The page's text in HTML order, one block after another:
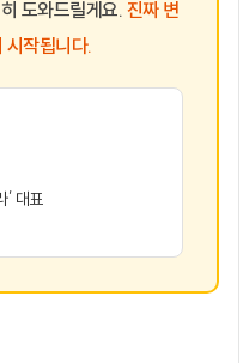
도와드릴게요. 진짜 변
시작됩니다.
’ 대표